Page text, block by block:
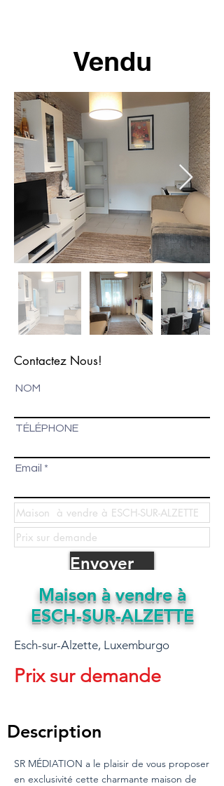
Vendu
Contactez Nous!
NOM
TÉLÉPHONE
Email
Envoyer
Maison à vendre à
ESCH-SUR-ALZETTE
Esch-sur-Alzette, Luxemburgo
Prix sur demande
Description
SR MÉDIATION a le plaisir de vous proposer
en exclusivité cette charmante maison de